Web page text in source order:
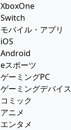
XboxOne
Switch
モバイル・アプリ
iOS
Android
eスポーツ
ゲーミングPC
ゲーミングデバイス
コミック
アニメ
エンタメ